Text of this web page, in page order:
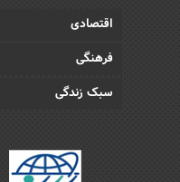
اقتصادی
فرهنگی
سبک زندگی